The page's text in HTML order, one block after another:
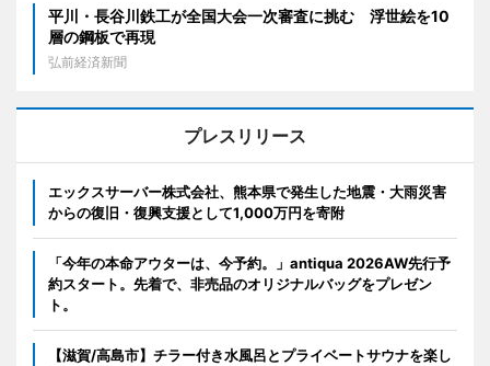
平川・長谷川鉄工が全国大会一次審査に挑む 浮世絵を10
層の鋼板で再現
弘前経済新聞
プレスリリース
エックスサーバー株式会社、熊本県で発生した地震・大雨災害
からの復旧・復興支援として1,000万円を寄附
「今年の本命アウターは、今予約。」antiqua 2026AW先行予
約スタート。先着で、非売品のオリジナルバッグをプレゼン
ト。
【滋賀/高島市】チラー付き水風呂とプライベートサウナを楽し